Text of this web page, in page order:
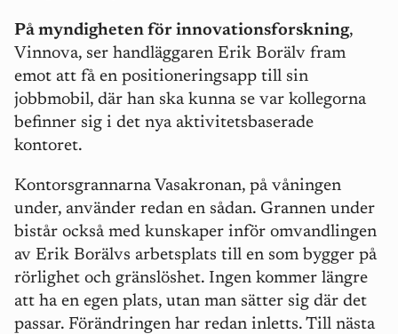
På myndigheten för innovationsforskning,
Vinnova, ser handläggaren Erik Borälv fram
emot att få en positioneringsapp till sin
jobbmobil, där han ska kunna se var kollegorna
befinner sig i det nya aktivitetsbaserade
kontoret.
Kontorsgrannarna Vasakronan, på våningen
under, använder redan en sådan. Grannen under
bistår också med kunskaper inför omvandlingen
av Erik Borälvs arbetsplats till en som bygger på
rörlighet och gränslöshet. Ingen kommer längre
att ha en egen plats, utan man sätter sig där det
passar. Förändringen har redan inletts. Till nästa